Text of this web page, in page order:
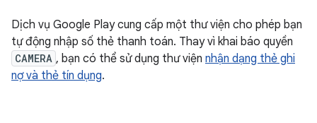
Dịch vụ Google Play cung cấp một thư viện cho phép bạn
tự động nhập số thẻ thanh toán. Thay vì khai báo quyền
CAMERA , bạn có thể sử dụng thư viện nhận dạng thẻ ghi
nợ và thẻ tín dụng.